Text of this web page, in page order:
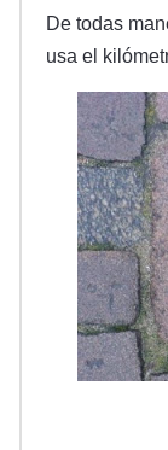
De todas
usa el